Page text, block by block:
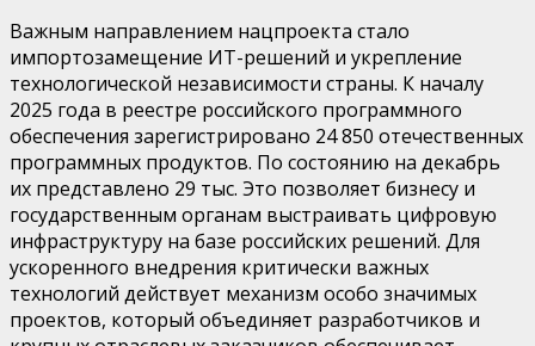
Важным направлением нацпроекта стало
импортозамещение ИТ-решений и укрепление
технологической независимости страны. К началу
2025 года в реестре российского программного
обеспечения зарегистрировано 24 850 отечественных
программных продуктов. По состоянию на декабрь
их представлено 29 тыс. Это позволяет бизнесу и
государственным органам выстраивать цифровую
инфраструктуру на базе российских решений. Для
ускоренного внедрения критически важных
технологий действует механизм особо значимых
проектов, который объединяет разработчиков и